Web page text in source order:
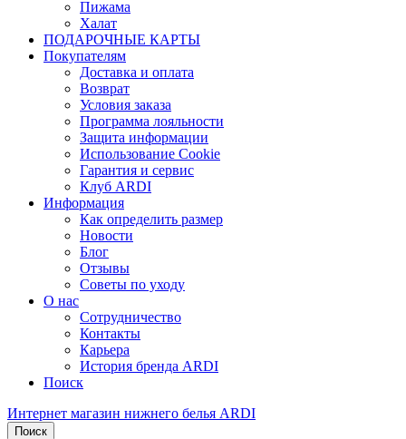
Пижама
Халат
ПОДАРОЧНЫЕ КАРТЫ
Покупателям
Доставка и оплата
Возврат
Условия заказа
Программа лояльности
Защита информации
Использование Cookie
Гарантия и сервис
Клуб ARDI
Информация
Как определить размер
Новости
Блог
Отзывы
Советы по уходу
О нас
Сотрудничество
Контакты
Карьера
История бренда ARDI
Поиск
Интернет магазин нижнего белья ARDI
Поиск